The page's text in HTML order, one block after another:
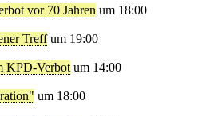
vor 70 Jahren um 18:00
Treff um 19:00
KPD-Verbot um 14:00
um 18:00